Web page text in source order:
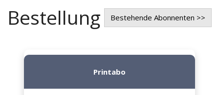
Bestellung Bestehende Abonnenten >>
Printabo